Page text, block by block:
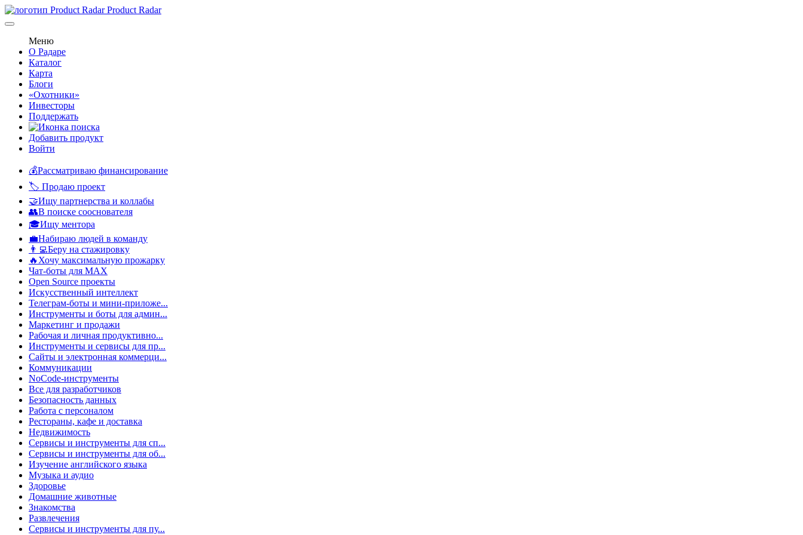
Product Radar
Меню
О Радаре
Каталог
Карта
Блоги
«Охотники»
Инвесторы
Поддержать
Добавить продукт
Войти
💰Рассматриваю финансирование
🏷️ Продаю проект
🤝Ищу партнерства и коллабы
👥В поиске сооснователя
🎓Ищу ментора
💼Набираю людей в команду
👨‍💻Беру на стажировку
🔥Хочу максимальную прожарку
Чат-боты для MAX
Open Source проекты
Искусственный интеллект
Телеграм-боты и мини-приложе...
Инструменты и боты для админ...
Маркетинг и продажи
Рабочая и личная продуктивно...
Инструменты и сервисы для пр...
Сайты и электронная коммерци...
Коммуникации
NoCode-инструменты
Все для разработчиков
Безопасность данных
Работа с персоналом
Рестораны, кафе и доставка
Недвижимость
Сервисы и инструменты для сп...
Сервисы и инструменты для об...
Изучение английского языка
Музыка и аудио
Здоровье
Домашние животные
Знакомства
Развлечения
Сервисы и инструменты для пу...